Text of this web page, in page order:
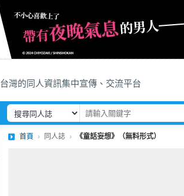
台灣的同人資訊集中宣傳、交流平台
首頁 同人誌 《童話妄想》（無料形式）